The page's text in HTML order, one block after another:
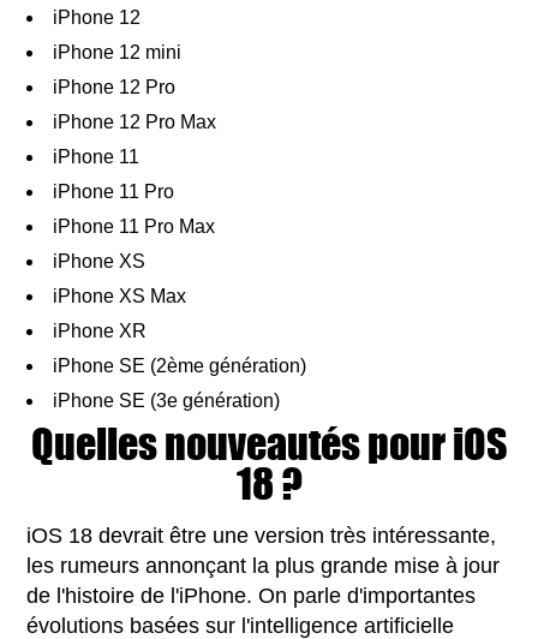
iPhone 12
iPhone 12 mini
iPhone 12 Pro
iPhone 12 Pro Max
iPhone 11
iPhone 11 Pro
iPhone 11 Pro Max
iPhone XS
iPhone XS Max
iPhone XR
iPhone SE (2ème génération)
iPhone SE (3e génération)
Quelles nouveautés pour iOS
18 ?
iOS 18 devrait être une version très intéressante,
les rumeurs annonçant la plus grande mise à jour
de l'histoire de l'iPhone. On parle d'importantes
évolutions basées sur l'intelligence artificielle